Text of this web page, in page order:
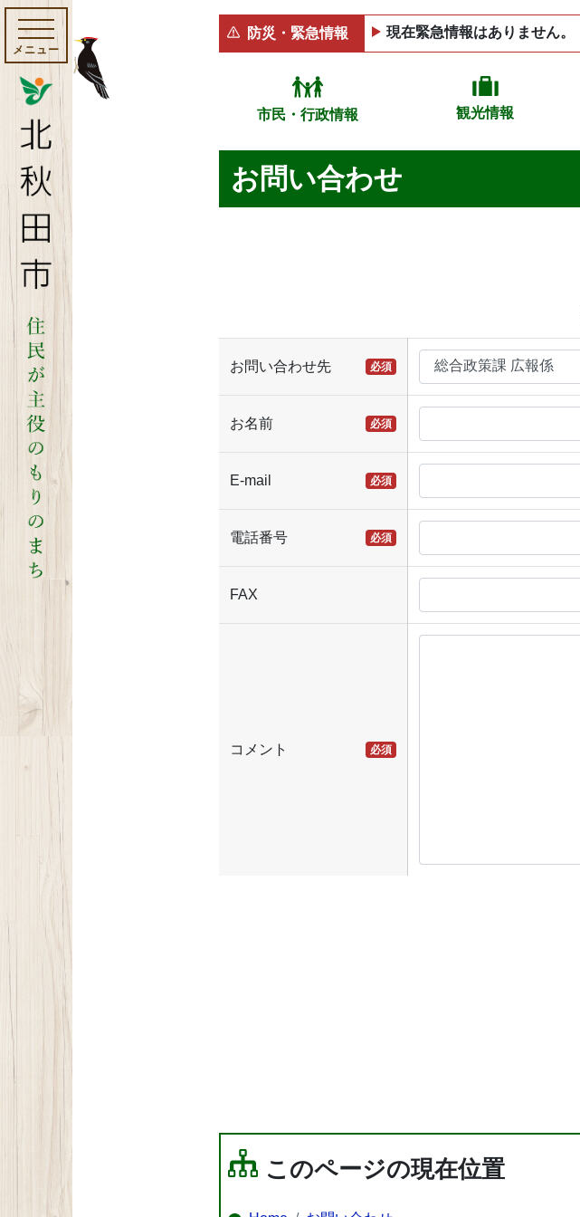
メニュー
防災・緊急情報 現在緊急情報はありません。
市民・行政情報 観光情報
お問い合わせ
お問い合わせ先 必須
お名前 必須
E-mail 必須
電話番号 必須
FAX
コメント 必須
このページの現在位置